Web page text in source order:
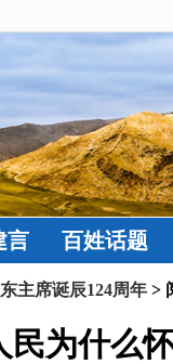
言 百姓话题
主席诞辰124周年 >
民为什么